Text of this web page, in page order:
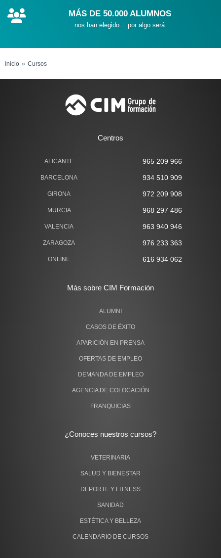
MÁS DE 50.000 ALUMNOS
nos han elegido… por algo será
Inicio Cursos
Más sobre CIM Formación
ALUMNI
CASOS DE ÉXITO
APARICIÓN EN PRENSA
OFERTAS DE EMPLEO
DEMANDA DE EMPLEO
AGENCIA DE COLOCACIÓN
FRANQUICIAS
¿Conoces nuestros cursos?
VETERINARIA
SALUD Y BIENESTAR
DEPORTE Y FITNESS
SANIDAD
ESTÉTICA Y BELLEZA
CALENDARIO DE CURSOS
Centros
ALICANTE 965 209 966
BARCELONA 934 510 909
GIRONA 972 209 908
MURCIA 968 297 486
VALENCIA 963 940 946
ZARAGOZA 976 233 363
ONLINE 616 934 062